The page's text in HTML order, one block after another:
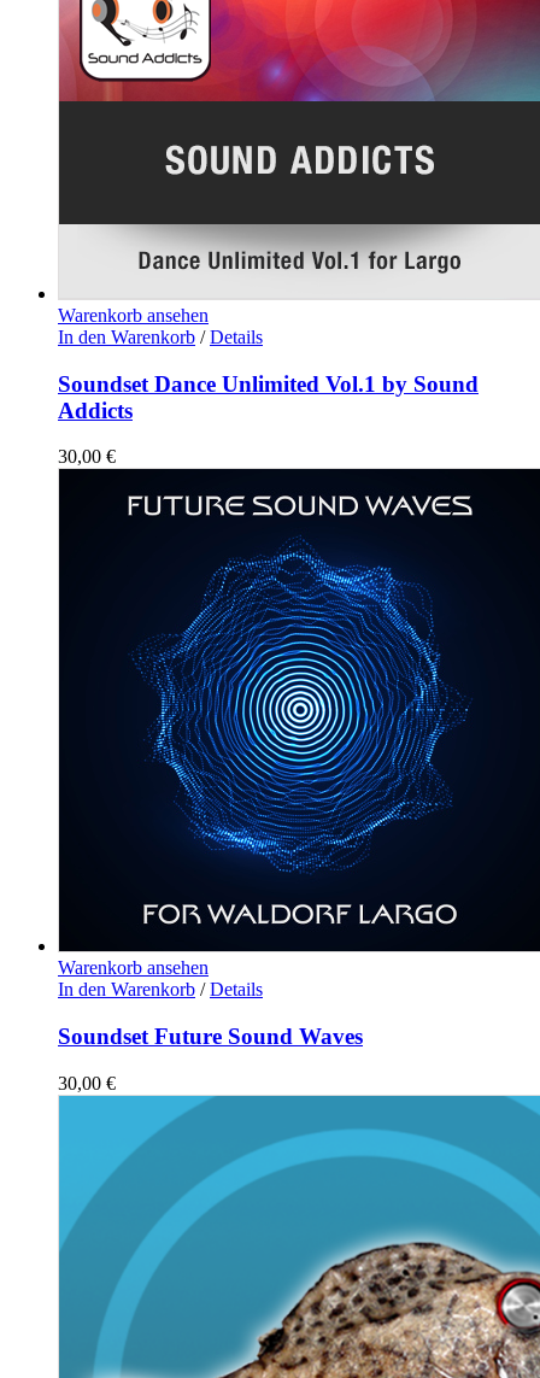
Warenkorb ansehen
In den Warenkorb / Details
Soundset Dance Unlimited Vol.1 by Sound
Addicts
30,00 €
Warenkorb ansehen
In den Warenkorb / Details
Soundset Future Sound Waves
30,00 €